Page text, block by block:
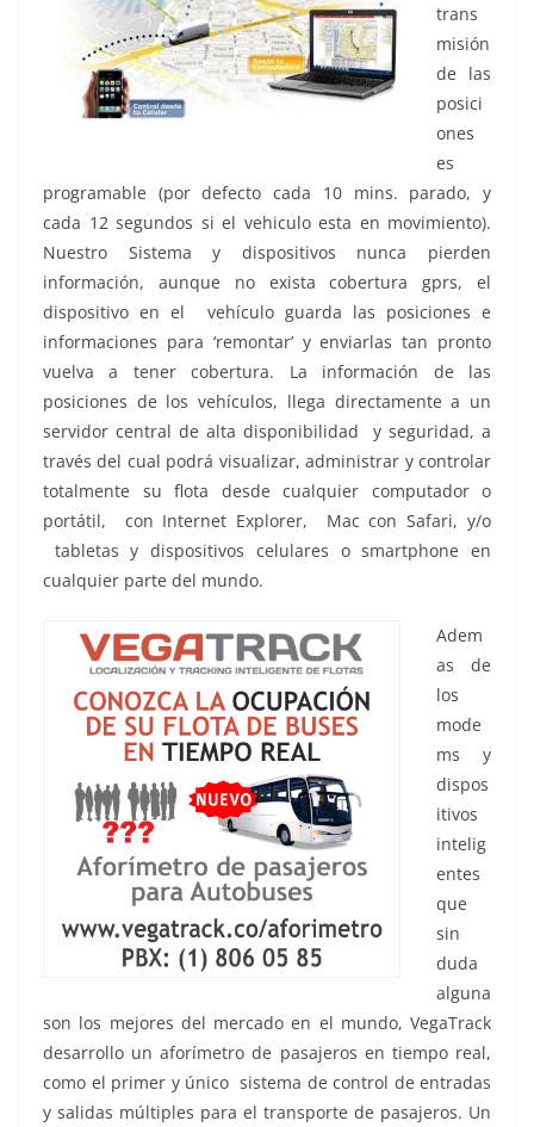
trans
misión
de las
posici
ones
es
programable (por defecto cada 10 mins. parado, y
cada 12 segundos si el vehiculo esta en movimiento).
Nuestro Sistema y dispositivos nunca pierden
información, aunque no exista cobertura gprs, el
dispositivo en el vehículo guarda las posiciones e
informaciones para ‘remontar’ y enviarlas tan pronto
vuelva a tener cobertura. La información de las
posiciones de los vehículos, llega directamente a un
servidor central de alta disponibilidad y seguridad, a
través del cual podrá visualizar, administrar y controlar
totalmente su flota desde cualquier computador o
portátil, con Internet Explorer, Mac con Safari, y/o
tabletas y dispositivos celulares o smartphone en
cualquier parte del mundo.
Adem
as de
los
mode
ms y
dispos
itivos
intelig
entes
que
sin
duda
alguna
son los mejores del mercado en el mundo, VegaTrack
desarrollo un aforímetro de pasajeros en tiempo real,
como el primer y único sistema de control de entradas
y salidas múltiples para el transporte de pasajeros. Un